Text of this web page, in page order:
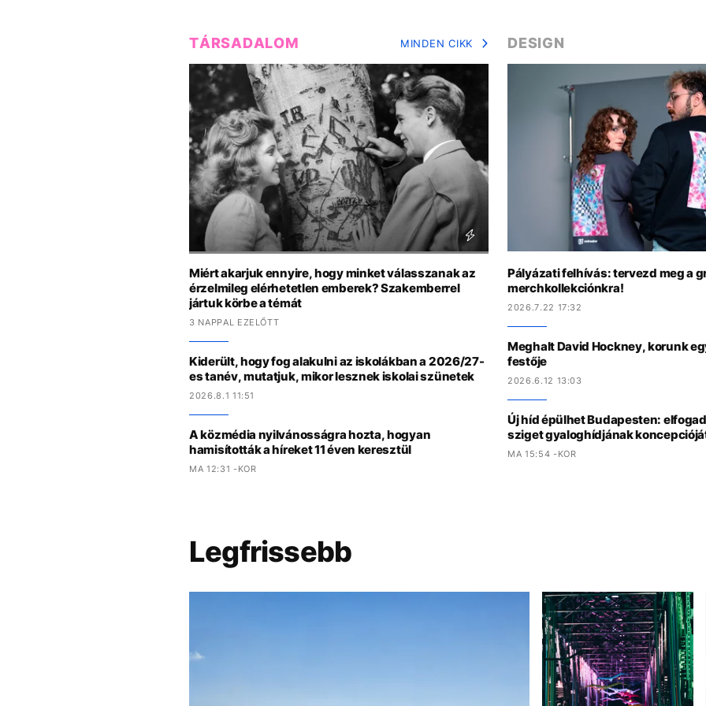
TÁRSADALOM MINDEN CIKK
Miért akarjuk ennyire, hogy minket válasszanak az
érzelmileg elérhetetlen emberek? Szakemberrel
jártuk körbe a témát
3 NAPPAL EZELŐTT
Kiderült, hogy fog alakulni az iskolákban a 2026/27-
es tanév, mutatjuk, mikor lesznek iskolai szünetek
2026.8.1 11:51
A közmédia nyilvánosságra hozta, hogyan
hamisították a híreket 11 éven keresztül
MA 12:31 -KOR
DESIGN
Pályázati felhívás: tervezd meg a
merchkollekciónkra!
2026.7.22 17:32
Meghalt David Hockney, korunk
festője
2026.6.12 13:03
Új híd épülhet Budapesten:
sziget gyaloghídjának
MA 15:54 -KOR
Legfrissebb